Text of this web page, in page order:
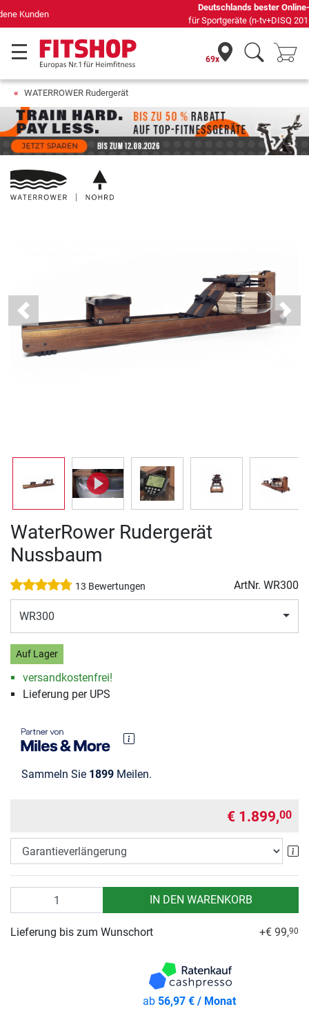
Deutschlands bester Online-Shop
für Sportgeräte (n-tv+DISQ 2016-2024)
69x
WATERROWER Rudergerät
Previous Next
WaterRower Rudergerät
Nussbaum
13 Bewertungen ArtNr. WR300
WR300
Auf Lager
versandkostenfrei!
Lieferung per UPS
Sammeln Sie 1899 Meilen.
€ 1.899,00
IN DEN WARENKORB
Lieferung bis zum Wunschort +€ 99,90
ab 56,97 € / Monat